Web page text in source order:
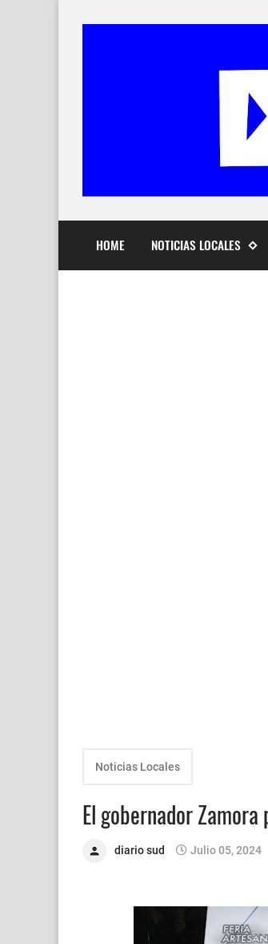
HOME NOTICIAS LOCALES
Noticias Locales
El gobernador
diario sud Julio 05, 2024